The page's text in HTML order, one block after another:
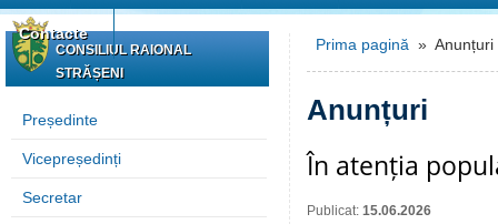
Contacte
CONSILIUL RAIONAL
STRĂȘENI
Președinte
Vicepreședinți
Secretar
Prima pagină » Anunțuri
Anunțuri
În atenția
Publicat: 15.06.2026